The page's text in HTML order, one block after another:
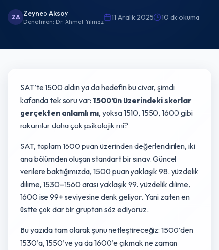
ZA Zeynep Aksoy
Denetmen: Dr. Ahmet Yılmaz
11 Aralık 2025 10 dk okuma
SAT’te 1500 aldın ya da hedefin bu civar, şimdi
kafanda tek soru var: 1500’ün üzerindeki skorlar
gerçekten anlamlı mı, yoksa 1510, 1550, 1600 gibi
rakamlar daha çok psikolojik mi?
SAT, toplam 1600 puan üzerinden değerlendirilen, iki
ana bölümden oluşan standart bir sınav. Güncel
verilere baktığımızda, 1500 puan yaklaşık 98. yüzdelik
dilime, 1530–1560 arası yaklaşık 99. yüzdelik dilime,
1600 ise 99+ seviyesine denk geliyor. Yani zaten en
üstte çok dar bir gruptan söz ediyoruz.
Bu yazıda tam olarak şunu netleştireceğiz: 1500’den
1530’a, 1550’ye ya da 1600’e çıkmak ne zaman